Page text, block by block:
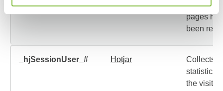
and what
pages
been
_hjSessionUser_# Hotjar
Collects
statistics
the